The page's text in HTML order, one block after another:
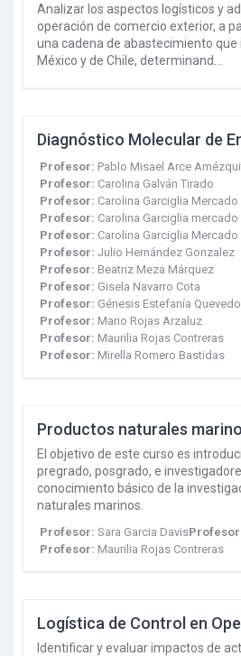
Analizar los aspectos logísticos y
operación de comercio exterior, a
una cadena de abastecimiento que
México y de Chile, determinand…
Profesor: Pablo Misael Arce
Profesor: Carolina Galván Tirado
Profesor: Carolina Garciglia Mercado
Profesor: Carolina Garciglia mercado
Profesor: Carolina Garciglia Mercado
Profesor:Julio Hernández Gonzalez
Profesor: Beatriz Meza Márquez
Profesor: Gisela Navarro Cota
Profesor: Génesis Estefanía
Profesor: Mario Rojas Arzaluz
Profesor: Maurilia Rojas Contreras
Profesor: Mirella Romero Bastidas
Productos naturales
El objetivo de este curso es
pregrado, posgrado, e
conocimiento básico de la
naturales marinos.
Profesor:Sara Garcia Davis
Profesor: Maurilia Rojas Contreras
Identificar y evaluar impactos de